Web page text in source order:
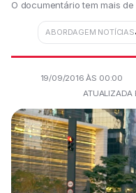
O documentário tem mais
ABORDAGEM NOTÍCIAS
19/09/2016 ÀS 00:00